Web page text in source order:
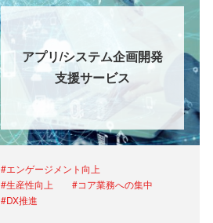
アプリ/システム企画開発
支援サービス
#エンゲージメント向上
#生産性向上
#コア業務への集中
#DX推進